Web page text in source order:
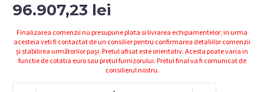
96.907,23 lei
Finalizarea comenzii nu presupune plata si livrarea echipamentelor; in urma
acesteia veti fi contactat de un consilier pentru confirmarea detaliilor comenzii
și stabilirea următorilor pași. Pretul afisat este orientativ. Acesta poate varia in
functie de cotatia euro sau pretul furnizorului. Pretul final va fi comunicat de
consilierul nostru.